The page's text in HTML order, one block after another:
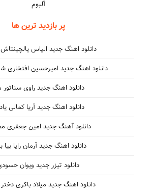
آلبوم
پر بازدید ترین ها
دانلود اهنگ جدید الیاس
دانلود اهنگ جدید امیرحسین
دانلود اهنگ جدید راوی سناتور
دانلود اهنگ جدید آریا کمالی
دانلود آهنگ جدید امین جعفری
دانلود اهنگ جدید آرمان رایا بیا
دانلود تیزر جدید ویوان
دانلود اهنگ جدید میلاد باکری